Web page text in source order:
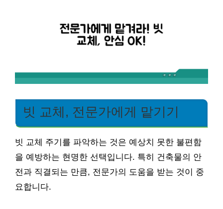
빗 교체, 전문가에게 맡기기
빗 교체 주기를 파악하는 것은 예상치 못한 불편함
을 예방하는 현명한 선택입니다. 특히 건축물의 안
전과 직결되는 만큼, 전문가의 도움을 받는 것이 중
요합니다.